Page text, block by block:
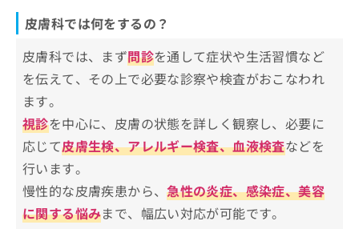
う！
る病気の一例
湿疹・皮膚炎
アトピー性皮膚炎
ニキビ（尋常性ざ瘡）
じんましん
皮膚科を受診する目安
皮膚科での診療
定期的な皮膚チェック
かゆみや赤みがある場合
皮膚科でよくある質問10選！
まとめ：東京都中央区で評判の皮膚科クリニッ
皮膚科では何をするの？
皮膚科では、まず問診を通して症状や生活習慣など
を伝えて、その上で必要な診察や検査がおこなわれ
ます。
視診を中心に、皮膚の状態を詳しく観察し、必要に
応じて皮膚生検、アレルギー検査、血液検査などを
行います。
慢性的な皮膚疾患から、急性の炎症、感染症、美容
に関する悩みまで、幅広い対応が可能です。
の
他
の
お
問
い
合
わ
せ
は
こ
ら